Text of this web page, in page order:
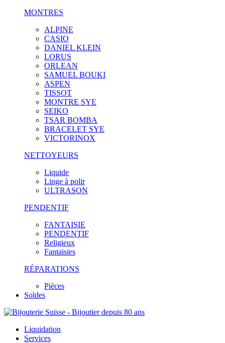
MONTRES
ALPINE
CASIO
DANIEL KLEIN
LORUS
ORLEAN
SAMUEL BOUKI
ASPEN
TISSOT
MONTRE SYE
SEIKO
TSAR BOMBA
BRACELET SYE
VICTORINOX
NETTOYEURS
Liquide
Linge à polir
ULTRASON
PENDENTIF
FANTAISIE
PENDENTIF
Religieux
Fantaisies
RÉPARATIONS
Pièces
Soldes
Liquidation
Services